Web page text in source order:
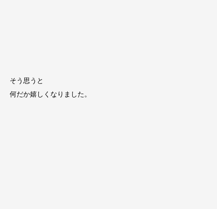
そう思うと
何だか嬉しくなりました。